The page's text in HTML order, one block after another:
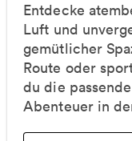
Entdecke
Luft und
gemütlicher
Route oder
du die
Abenteuer in